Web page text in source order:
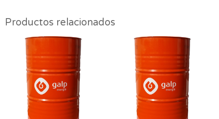
Productos relacionados